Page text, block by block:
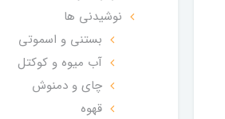
نوشیدنی ها
بستنی و اسموتی
آب میوه و کوکتل
چای و دمنوش
قهوه